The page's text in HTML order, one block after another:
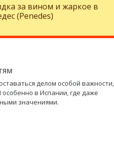
за вином и жаркое в
(Penedes)
делом особой важности,
в Испании, где даже
значениями.